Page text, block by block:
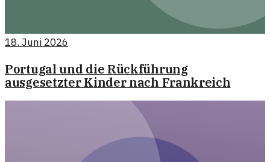
18. Juni 2026
Portugal und die Rückführung
ausgesetzter Kinder nach Frankreich